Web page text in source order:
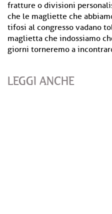
fratture o divisioni
che le magliette che
tifosi al congresso vadano
maglietta che indossiamo
giorni torneremo a
LEGGI ANCHE